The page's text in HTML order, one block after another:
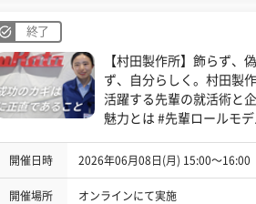
終了
【村田製作所】飾らず、
ず、自分らしく。村田製
活躍する先輩の就活術と
魅力とは #先輩ロールモ
開催日時 2026年06月08日(月) 15:00〜16:00
開催場所 オンラインにて実施